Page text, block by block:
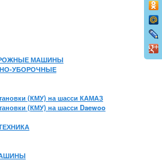
МАШИНЫ
УБОРОЧНЫЕ
(КМУ) на шасси КАМАЗ
(КМУ) на шасси Daewoo